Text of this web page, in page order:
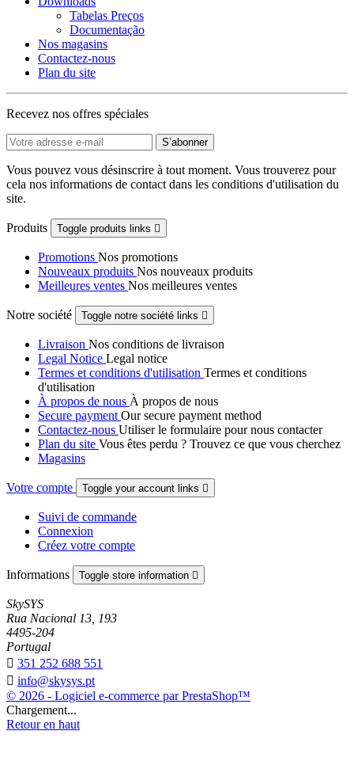
Tabelas Preços
Documentação
Nos magasins
Contactez-nous
Plan du site
Recevez nos offres spéciales
Vous pouvez vous désinscrire à tout moment. Vous trouverez pour
cela nos informations de contact dans les conditions d'utilisation du
site.
Produits Toggle produits links 
Promotions Nos promotions
Nouveaux produits Nos nouveaux produits
Meilleures ventes Nos meilleures ventes
Notre société Toggle notre société links 
Livraison Nos conditions de livraison
Legal Notice Legal notice
Termes et conditions d'utilisation Termes et conditions
d'utilisation
À propos de nous À propos de nous
Secure payment Our secure payment method
Contactez-nous Utiliser le formulaire pour nous contacter
Plan du site Vous êtes perdu ? Trouvez ce que vous cherchez
Magasins
Votre compte Toggle your account links 
Suivi de commande
Connexion
Créez votre compte
Informations Toggle store information 
SkySYS
Rua Nacional 13, 193
4495-204
Portugal
 351 252 688 551
 info@skysys.pt
© 2026 - Logiciel e-commerce par PrestaShop™
Chargement...
Retour en haut